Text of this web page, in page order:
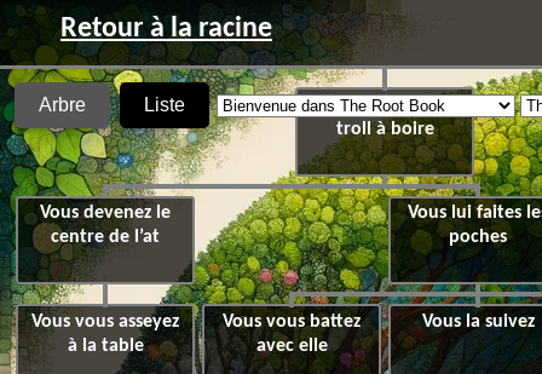
Retour à la racine
Arbre Liste
Vous incitez le
troll à boire
Vous devenez le
centre de l’at
Vous vous asseyez
à la table
Vous lui faites
poches
Vous vous battez
avec elle
Vous la suivez